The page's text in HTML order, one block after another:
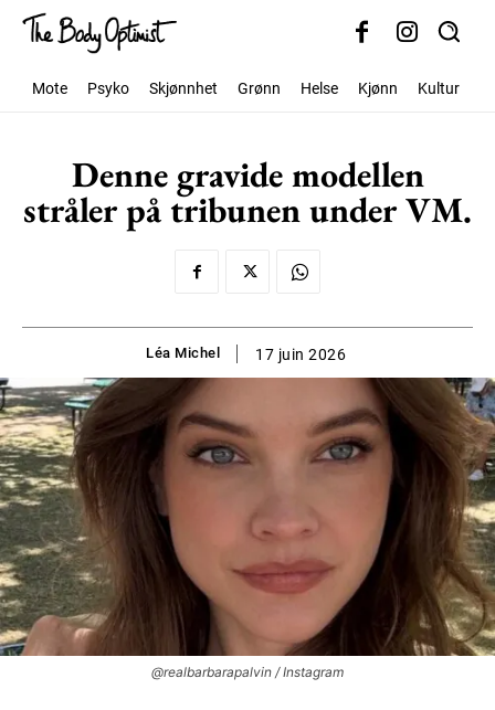
Mote Psyko Skjønnhet Grønn Helse Kjønn Kultur
Denne gravide modellen
stråler på tribunen under VM.
Léa Michel 17 juin 2026
@realbarbarapalvin / Instagram